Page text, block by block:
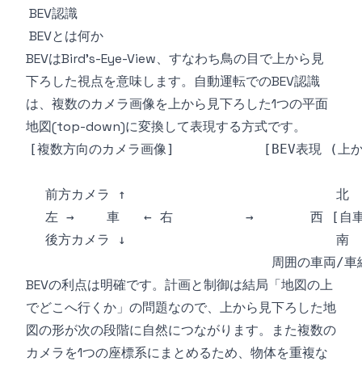
BEV認識
BEVとは何か
BEVはBird's-Eye-View、すなわち鳥の目で上から見
下ろした視点を意味します。自動運転でのBEV認識
は、複数のカメラ画像を上から見下ろした1つの平面
地図(top-down)に変換して表現する方式です。
BEVの利点は明確です。計画と制御は結局「地図の上
でどこへ行くか」の問題なので、上から見下ろした地
図の形が次の段階に自然につながります。また複数の
カメラを1つの座標系にまとめるため、物体を重複な